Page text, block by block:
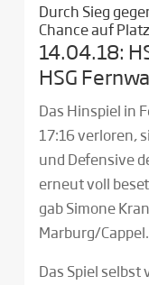
Durch Sieg
Chance auf
14.04.18:
HSG
Das Hinspiel in
17:16 verloren,
und Defensive
erneut voll
gab Simone
Marburg/Cappel.
Das Spiel selbst